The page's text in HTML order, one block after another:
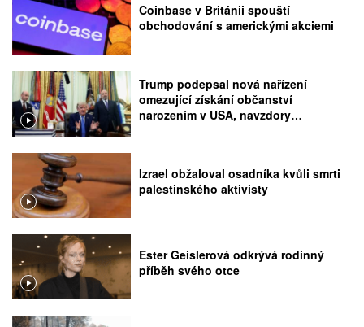
Coinbase v Británii spouští
obchodování s americkými akciemi
Trump podepsal nová nařízení
omezující získání občanství
narozením v USA, navzdory
Izrael obžaloval osadníka kvůli smrti
palestinského aktivisty
Ester Geislerová odkrývá rodinný
příběh svého otce